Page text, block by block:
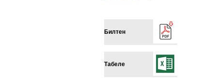
Билтен
Табеле